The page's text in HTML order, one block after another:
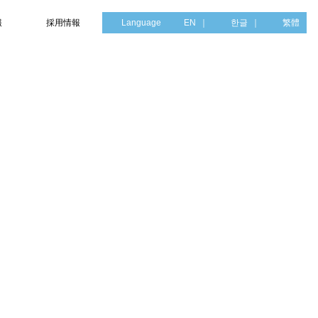
採用情報 Language EN 한글 繁體